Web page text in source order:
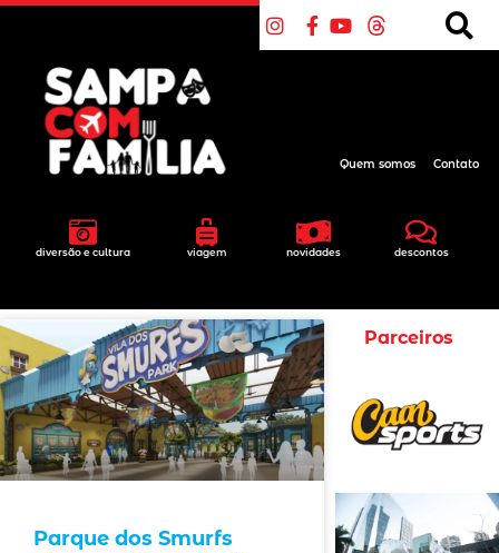
diversão e cultura viagem novidades descontos
Quem somos Contato
Parque dos Smurfs
Parceiros